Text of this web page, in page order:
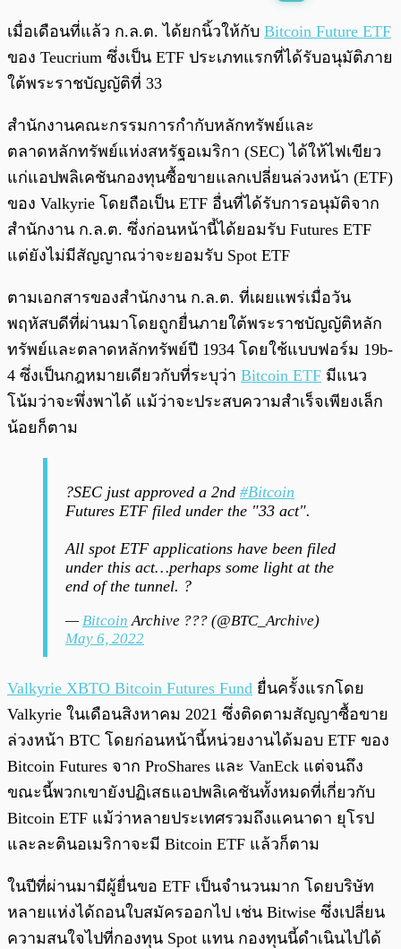
พร้อมเล่น
เมื่อเดือนที่แล้ว ก.ล.ต. ได้ยกนิ้วให้กับ Bitcoin Future ETF
ของ Teucrium ซึ่งเป็น ETF ประเภทแรกที่ได้รับอนุมัติภาย
ใต้พระราชบัญญัติที่ 33
สำนักงานคณะกรรมการกำกับหลักทรัพย์และ
ตลาดหลักทรัพย์แห่งสหรัฐอเมริกา (SEC) ได้ให้ไฟเขียว
แก่แอปพลิเคชันกองทุนซื้อขายแลกเปลี่ยนล่วงหน้า (ETF)
ของ Valkyrie โดยถือเป็น ETF อื่นที่ได้รับการอนุมัติจาก
สำนักงาน ก.ล.ต. ซึ่งก่อนหน้านี้ได้ยอมรับ Futures ETF
แต่ยังไม่มีสัญญาณว่าจะยอมรับ Spot ETF
ตามเอกสารของสำนักงาน ก.ล.ต. ที่เผยแพร่เมื่อวัน
พฤหัสบดีที่ผ่านมาโดยถูกยื่นภายใต้พระราชบัญญัติหลัก
ทรัพย์และตลาดหลักทรัพย์ปี 1934 โดยใช้แบบฟอร์ม 19b-
4 ซึ่งเป็นกฎหมายเดียวกับที่ระบุว่า Bitcoin ETF มีแนว
โน้มว่าจะพึ่งพาได้ แม้ว่าจะประสบความสำเร็จเพียงเล็ก
น้อยก็ตาม
?SEC just approved a 2nd #Bitcoin
Futures ETF filed under the "33 act".
All spot ETF applications have been filed
under this act…perhaps some light at the
end of the tunnel. ?
—Bitcoin Archive ??? (@BTC_Archive)
May 6, 2022
Valkyrie XBTO Bitcoin Futures Fund ยื่นครั้งแรกโดย
Valkyrie ในเดือนสิงหาคม 2021 ซึ่งติดตามสัญญาซื้อขาย
ล่วงหน้า BTC โดยก่อนหน้านี้หน่วยงานได้มอบ ETF ของ
Bitcoin Futures จาก ProShares และ VanEck แต่จนถึง
ขณะนี้พวกเขายังปฏิเสธแอปพลิเคชันทั้งหมดที่เกี่ยวกับ
Bitcoin ETF แม้ว่าหลายประเทศรวมถึงแคนาดา ยุโรป
และละตินอเมริกาจะมี Bitcoin ETF แล้วก็ตาม
ในปีที่ผ่านมามีผู้ยื่นขอ ETF เป็นจำนวนมาก โดยบริษัท
หลายแห่งได้ถอนใบสมัครออกไป เช่น Bitwise ซึ่งเปลี่ยน
ความสนใจไปที่กองทุน Spot แทน กองทุนนี้ดำเนินไปได้